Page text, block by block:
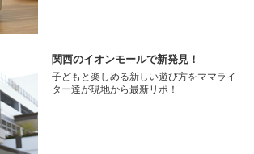
関西のイオンモールで新発見！
子どもと楽しめる新しい遊び方をママライ
ター達が現地から最新リポ！